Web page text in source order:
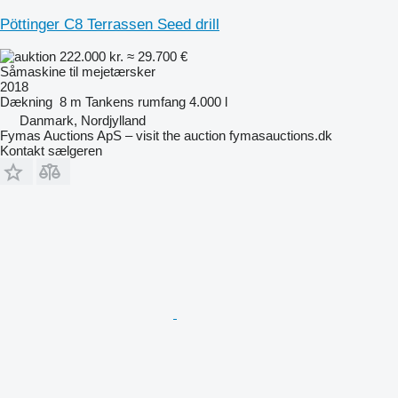
Pöttinger C8 Terrassen Seed drill
222.000 kr. ≈ 29.700 €
Såmaskine til mejetærsker
2018
Dækning 8 m Tankens rumfang 4.000 l
Danmark, Nordjylland
Fymas Auctions ApS – visit the auction fymasauctions.dk
Kontakt sælgeren